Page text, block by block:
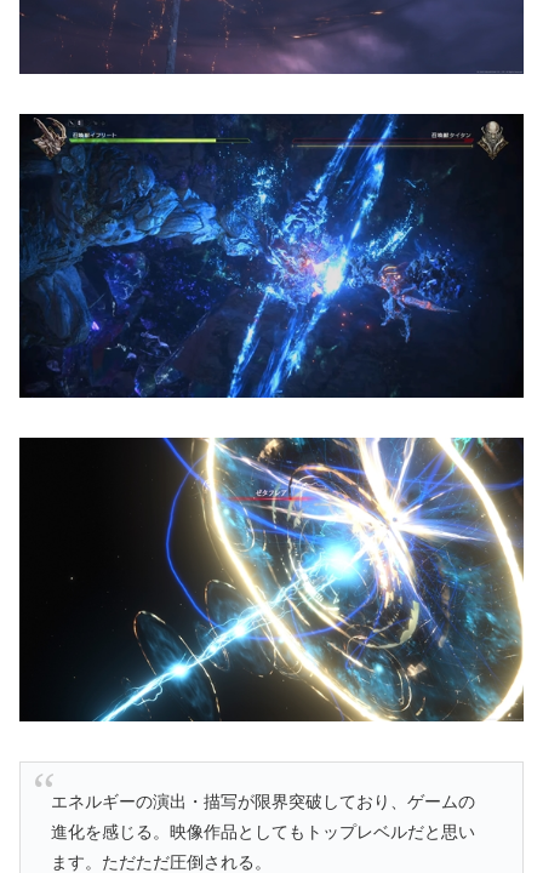
エネルギーの演出・描写が限界突破しており、ゲームの
進化を感じる。映像作品としてもトップレベルだと思い
ます。ただただ圧倒される。